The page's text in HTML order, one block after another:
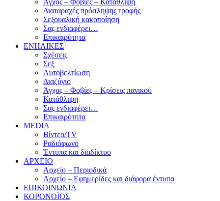
Άγχος – Φοβίες – Κατάθλιψη
Διαταραχές πρόσληψης τροφής
Σεξουαλική κακοποίηση
Σας ενδιαφέρει…
Επικαιρότητα
ΕΝΗΛΙΚΕΣ
Σχέσεις
Σεξ
Αυτοβελτίωση
Διαζύγιο
Άγχος – Φοβίες – Κρίσεις πανικού
Κατάθλιψη
Σας ενδιαφέρει…
Επικαιρότητα
MEDIA
Βίντεο/TV
Ραδιόφωνο
Έντυπα και διαδίκτυο
ΑΡΧΕΙΟ
Αρχείο – Περιοδικά
Αρχείο – Εφημερίδες και διάφορα έντυπα
ΕΠΙΚΟΙΝΩΝΙΑ
ΚΟΡΟΝΟΪΟΣ